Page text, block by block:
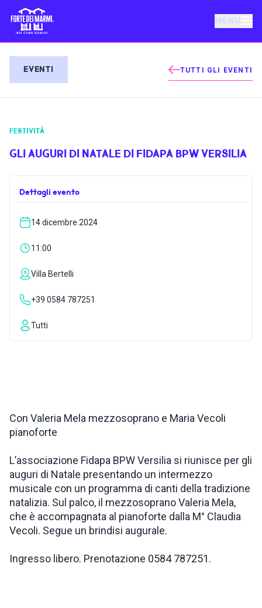
MENU
EVENTI
NOTIZIE
OSPITALITÀ
VILLA BERTELLI
WEBCAM
EVENTI TUTTI GLI EVENTI
FESTIVITÀ
GLI AUGURI DI NATALE DI FIDAPA BPW VERSILIA
Dettagli evento
14 dicembre 2024
11:00
Villa Bertelli
+39 0584 787251
Tutti
Con Valeria Mela mezzosoprano e Maria Vecoli
pianoforte
L’associazione Fidapa BPW Versilia si riunisce per gli
auguri di Natale presentando un intermezzo
musicale con un programma di canti della tradizione
natalizia. Sul palco, il mezzosoprano Valeria Mela,
che è accompagnata al pianoforte dalla M° Claudia
Vecoli. Segue un brindisi augurale.
Ingresso libero. Prenotazione 0584 787251.